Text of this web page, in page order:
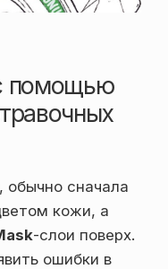
помощью
обычно сначала
кожи, а
-слои поверх.
ошибки в